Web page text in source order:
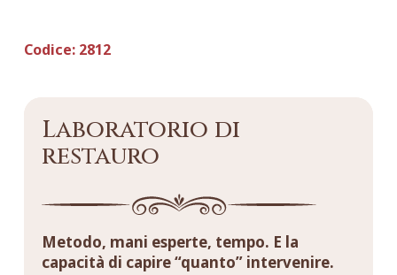
Codice:2812
Laboratorio di
restauro
Metodo, mani esperte, tempo. E la
capacità di capire “quanto” intervenire.